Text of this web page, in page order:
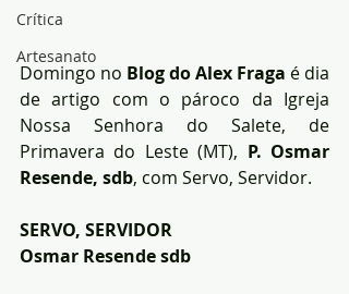
Crítica
Artesanato
Domingo no Blog do Alex Fraga é dia
de artigo com o pároco da Igreja
Nossa Senhora do Salete, de
Primavera do Leste (MT), P. Osmar
Resende, sdb, com Servo, Servidor.
SERVO, SERVIDOR
Osmar Resende sdb